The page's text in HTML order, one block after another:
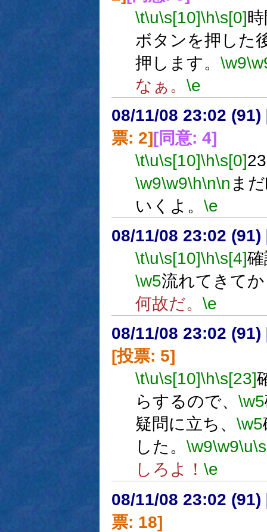
\t\u\s[10]\h\s[0]
ボタンを押した
押します。 \w9
なぁ。 \e
08/11/08 23:02 (91)
票: 2][同意: 4]
\t\u\s[10]\h\s[0]
\w9\w9\h\n\n ま
いくよ。 \e
08/11/08 23:02 (91)
\t\u\s[10]\h\s[4]
\w5流れてきて
何故だ。 \e
08/11/08 23:02 (91)
[投票: 5]
\t\u\s[10]\h\s[23]
らするので、 \w5
疑問に立ち、 \w5
した。 \w9\w9\u
しろよ！ \e
08/11/08 23:02 (91)
票: 18]